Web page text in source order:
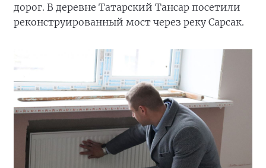
дорог. В деревне Татарский Тансар посетили
реконструированный мост через реку Сарсак.